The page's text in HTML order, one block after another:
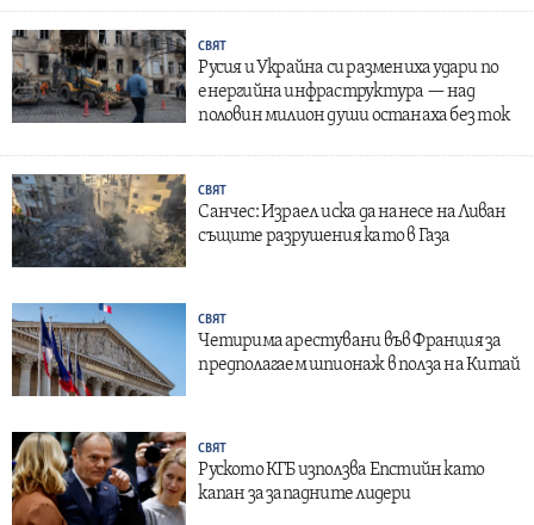
СВЯТ
Русия и Украйна си размениха удари по
енергийна инфраструктура — над
половин милион души останаха без ток
СВЯТ
Санчес: Израел иска да нанесе на Ливан
същите разрушения като в Газа
СВЯТ
Четирима арестувани във Франция за
предполагаем шпионаж в полза на Китай
СВЯТ
Руското КГБ използва Епстийн като
капан за западните лидери